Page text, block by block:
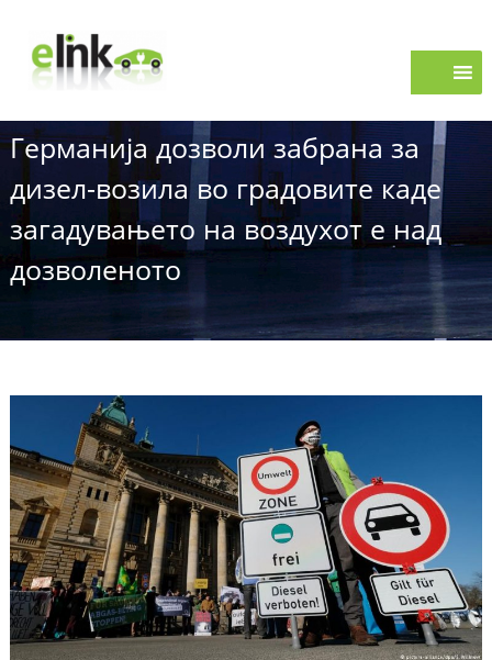
o
c
n
k
Германија дозволи забрана за
дизел-возила во градовите каде
загадувањето на воздухот е над
дозволеното